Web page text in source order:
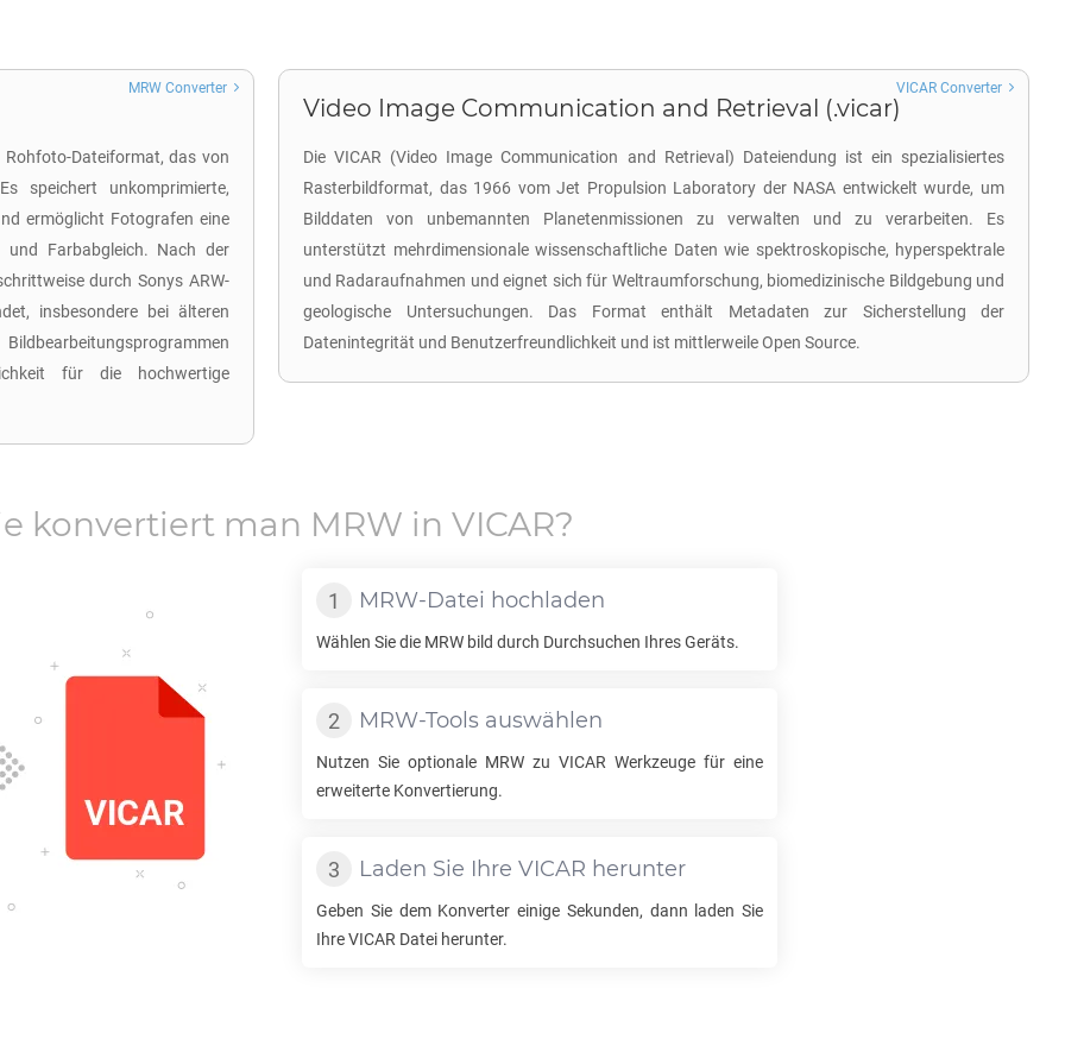
Dateiformat, das von
speichert unkomprimierte,
ermöglicht Fotografen eine
und Farbabgleich. Nach der
durch Sonys ARW-
insbesondere bei älteren
für die hochwertige
MRW Converter
Video Image Communication and Retrieval (.vicar)
Die VICAR (Video Image Communication and Retrieval) Dateiendung ist ein spezialisiertes
Rasterbildformat, das 1966 vom Jet Propulsion Laboratory der NASA entwickelt wurde, um
Bilddaten von unbemannten Planetenmissionen zu verwalten und zu verarbeiten. Es
unterstützt mehrdimensionale wissenschaftliche Daten wie spektroskopische, hyperspektrale
und Radaraufnahmen und eignet sich für Weltraumforschung, biomedizinische Bildgebung und
geologische Untersuchungen. Das Format enthält Metadaten zur Sicherstellung der
Datenintegrität und Benutzerfreundlichkeit und ist mittlerweile Open Source.
VICAR Converter
konvertiert man MRW in VICAR?
MRW-Datei hochladen
Wählen Sie die MRW bild durch Durchsuchen Ihres Geräts.
MRW-Tools auswählen
Nutzen Sie optionale MRW zu VICAR Werkzeuge für eine
erweiterte Konvertierung.
Laden Sie Ihre VICAR herunter
Geben Sie dem Konverter einige Sekunden, dann laden Sie
IhreVICAR Datei herunter.